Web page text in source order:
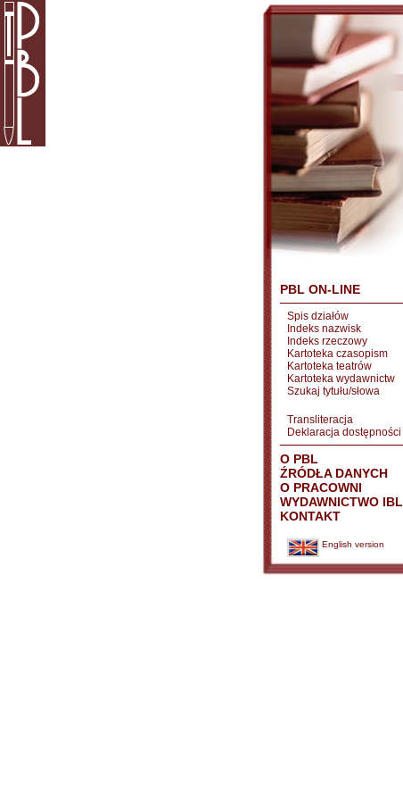
PBL ON-LINE
Spis działów
Indeks nazwisk
Indeks rzeczowy
Kartoteka czasopism
Kartoteka teatrów
Kartoteka wydawnictw
Szukaj tytułu/słowa
Transliteracja
Deklaracja dostępności
O PBL
ŹRÓDŁA DANYCH
O PRACOWNI
WYDAWNICTWO IBL
KONTAKT
English version